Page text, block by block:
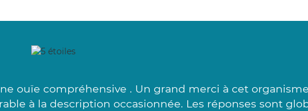
ouïe compréhensive . Un grand merci à cet
à la description occasionnée. Les réponses sont